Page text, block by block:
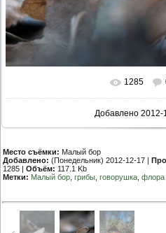
1285
Добавлено2012-
Место съёмки: Малый бор
Добавлено: (Понедельник) 2012-12-17 |
1285 | Объём: 117.1 Kb
Метки: Малый бор грибы говорушка флора